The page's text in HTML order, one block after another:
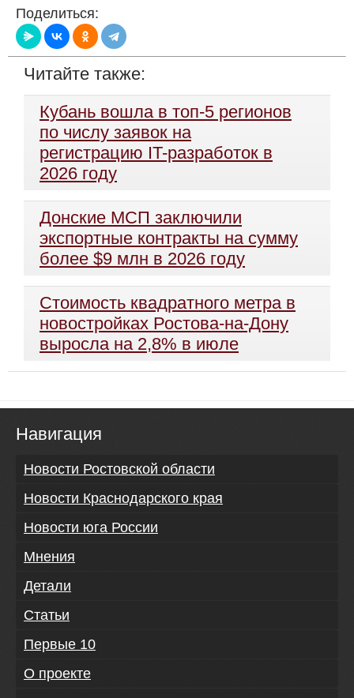
Поделиться:
Читайте также:
Кубань вошла в топ-5 регионов
по числу заявок на
регистрацию IT-разработок в
2026 году
Донские МСП заключили
экспортные контракты на сумму
более $9 млн в 2026 году
Стоимость квадратного метра в
новостройках Ростова-на-Дону
выросла на 2,8% в июле
Навигация
Новости Ростовской области
Новости Краснодарского края
Новости юга России
Мнения
Детали
Статьи
Первые 10
О проекте